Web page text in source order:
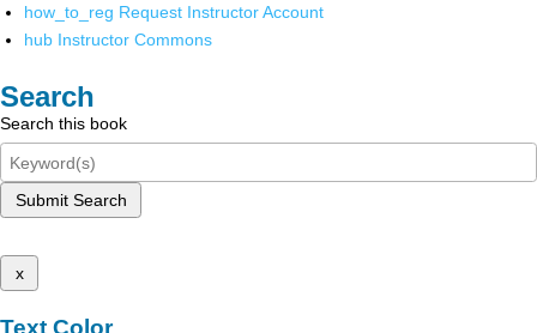
how_to_reg Request Instructor Account
hub Instructor Commons
Search
Search this book
Submit Search
x
Text Color